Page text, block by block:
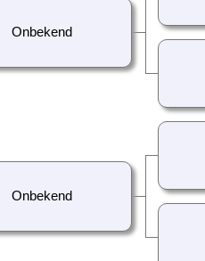
Onbekend
Onbekend